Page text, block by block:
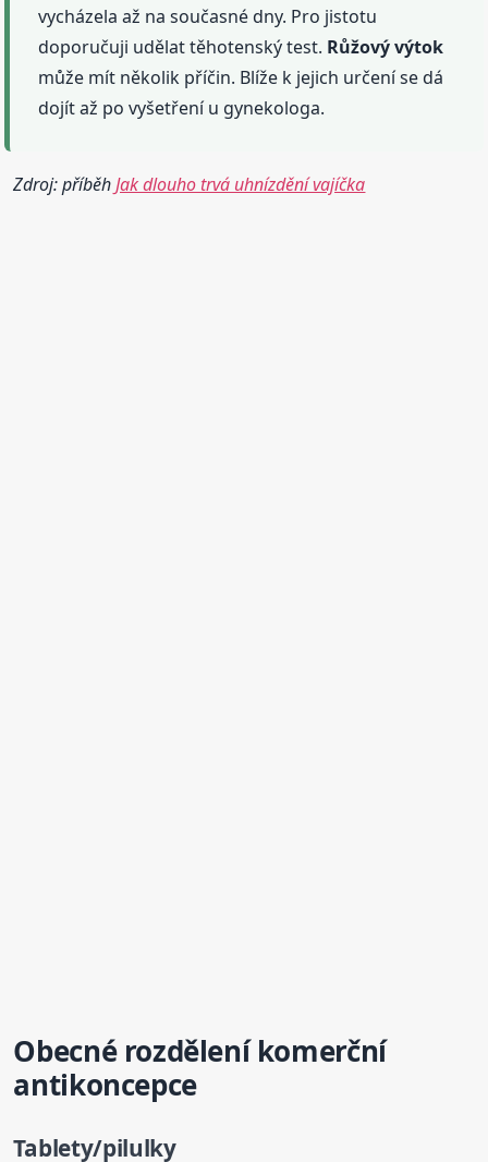
vycházela až na současné dny. Pro jistotu
doporučuji udělat těhotenský test. Růžový výtok
může mít několik příčin. Blíže k jejich určení se dá
dojít až po vyšetření u gynekologa.
Zdroj: příběhJak dlouho trvá uhnízdění vajíčka
Obecné rozdělení komerční
antikoncepce
Tablety/pilulky